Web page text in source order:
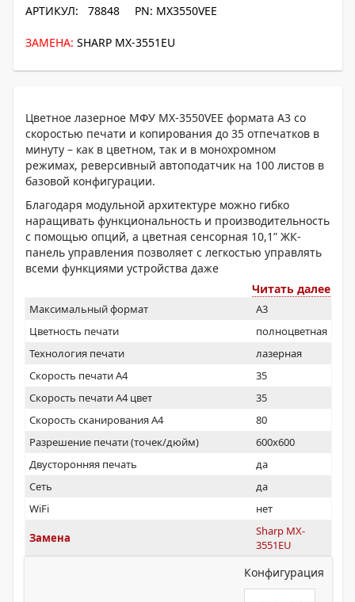
АРТИКУЛ: 78848 PN: MX3550VEE
ЗАМЕНА: SHARP MX-3551EU
Цветное лазерное МФУ MX-3550VEE формата А3 со
скоростью печати и копирования до 35 отпечатков в
минуту – как в цветном, так и в монохромном
режимах, реверсивный автоподатчик на 100 листов в
базовой конфигурации.
Благодаря модульной архитектуре можно гибко
наращивать функциональность и производительность
с помощью опций, а цветная сенсорная 10,1” ЖК-
панель управления позволяет с легкостью управлять
всеми функциями устройства даже
Минимальное время прогрева, низкое
тонер-картриджей только после его полного
расходования - всё это слагающие снижения общих
эксплуатационных расходов.
Читать далее
Максимальный формат
A3
Цветность печати
полноцветная
Технология печати
лазерная
Скорость печати А4
35
Скорость печати А4 цвет
35
Скорость сканирования А4
80
Разрешение печати (точек/дюйм)
600x600
Двусторонняя печать
да
Сеть
да
WiFi
нет
Замена
Sharp MX-
3551EU
Конфигурация